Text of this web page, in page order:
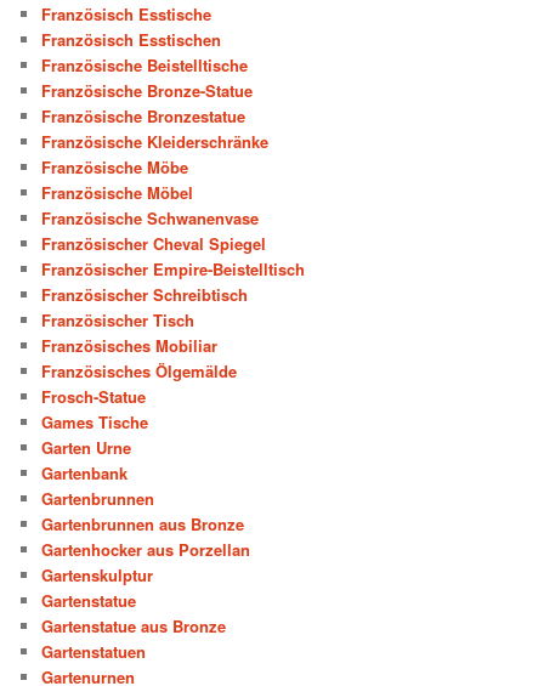
Französisch Esstische
Französisch Esstischen
Französische Beistelltische
Französische Bronze-Statue
Französische Bronzestatue
Französische Kleiderschränke
Französische Möbe
Französische Möbel
Französische Schwanenvase
Französischer Cheval Spiegel
Französischer Empire-Beistelltisch
Französischer Schreibtisch
Französischer Tisch
Französisches Mobiliar
Französisches Ölgemälde
Frosch-Statue
Games Tische
Garten Urne
Gartenbank
Gartenbrunnen
Gartenbrunnen aus Bronze
Gartenhocker aus Porzellan
Gartenskulptur
Gartenstatue
Gartenstatue aus Bronze
Gartenstatuen
Gartenurnen